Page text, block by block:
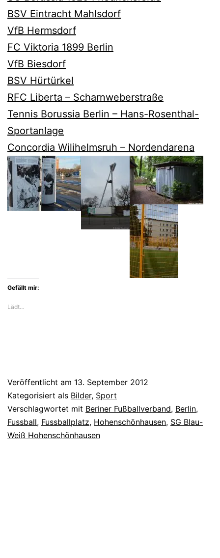
BSV Eintracht Mahlsdorf
VfB Hermsdorf
FC Viktoria 1899 Berlin
VfB Biesdorf
BSV Hürtürkel
RFC Liberta – Scharnweberstraße
Tennis Borussia Berlin – Hans-Rosenthal-
Sportanlage
Concordia Wilihelmsruh – Nordendarena
Gefällt mir:
Lädt…
Veröffentlicht am 13. September 2012
Kategorisiert als Bilder, Sport
Verschlagwortet mit Beriner Fußballverband, Berlin,
Fussball, Fussballplatz, Hohenschönhausen, SG Blau-
Weiß Hohenschönhausen